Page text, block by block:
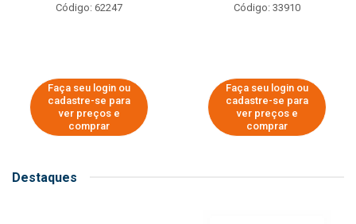
Código: 62247
Faça seu login ou
cadastre-se para
ver preços e
comprar
Código: 33910
Faça seu login ou
cadastre-se para
ver preços e
comprar
Destaques